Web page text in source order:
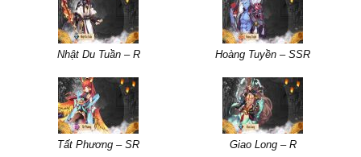
Nhật Du Tuần – R Hoàng Tuyền – SSR
Tất Phương – SR Giao Long – R